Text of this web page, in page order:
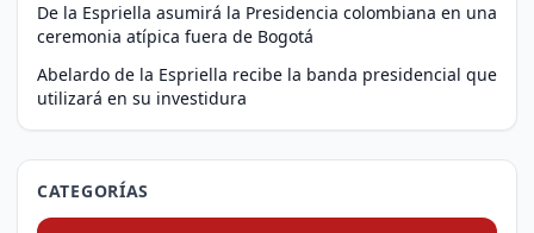
De la Espriella asumirá la Presidencia colombiana en una
ceremonia atípica fuera de Bogotá
Abelardo de la Espriella recibe la banda presidencial que
utilizará en su investidura
CATEGORÍAS